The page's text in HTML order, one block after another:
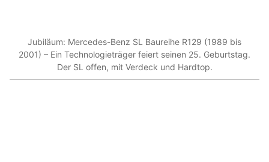
Jubiläum: Mercedes-Benz SL Baureihe R129 (1989 bis
2001) – Ein Technologieträger feiert seinen 25. Geburtstag.
Der SL offen, mit Verdeck und Hardtop.